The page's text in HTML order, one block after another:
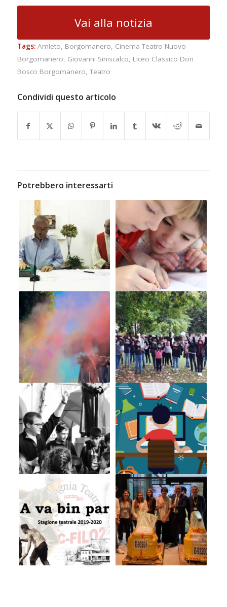
Vai alla notizia
Tags: Amleto, Borgomanero, Cinema Teatro Nuovo
Borgomanero, Giovanni Siniscalco, Liceo Classico Don
Bosco Borgomanero, Teatro
Condividi questo articolo
Potrebbero interessarti